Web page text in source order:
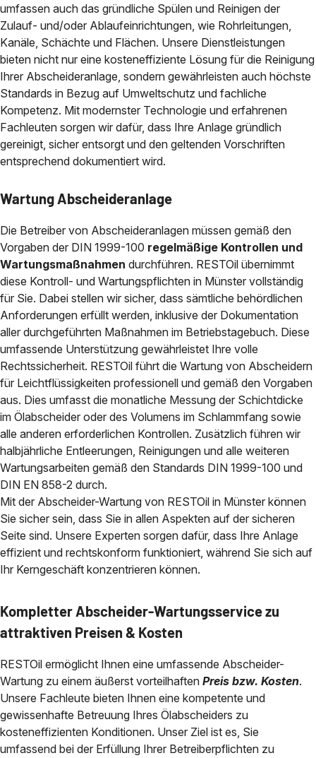
umfassen auch das gründliche Spülen und Reinigen der
Zulauf- und/oder Ablaufeinrichtungen, wie Rohrleitungen,
Kanäle, Schächte und Flächen. Unsere Dienstleistungen
bieten nicht nur eine kosteneffiziente Lösung für die Reinigung
Ihrer Abscheideranlage, sondern gewährleisten auch höchste
Standards in Bezug auf Umweltschutz und fachliche
Kompetenz. Mit modernster Technologie und erfahrenen
Fachleuten sorgen wir dafür, dass Ihre Anlage gründlich
gereinigt, sicher entsorgt und den geltenden Vorschriften
entsprechend dokumentiert wird.
Wartung Abscheideranlage
Die Betreiber von Abscheideranlagen müssen gemäß den
Vorgaben der DIN 1999-100 regelmäßige Kontrollen und
Wartungsmaßnahmen durchführen. RESTOil übernimmt
diese Kontroll- und Wartungspflichten in Münster vollständig
für Sie. Dabei stellen wir sicher, dass sämtliche behördlichen
Anforderungen erfüllt werden, inklusive der Dokumentation
aller durchgeführten Maßnahmen im Betriebstagebuch. Diese
umfassende Unterstützung gewährleistet Ihre volle
Rechtssicherheit. RESTOil führt die Wartung von Abscheidern
für Leichtflüssigkeiten professionell und gemäß den Vorgaben
aus. Dies umfasst die monatliche Messung der Schichtdicke
im Ölabscheider oder des Volumens im Schlammfang sowie
alle anderen erforderlichen Kontrollen. Zusätzlich führen wir
halbjährliche Entleerungen, Reinigungen und alle weiteren
Wartungsarbeiten gemäß den Standards DIN 1999-100 und
DIN EN 858-2 durch.
Mit der Abscheider-Wartung von RESTOil in Münster können
Sie sicher sein, dass Sie in allen Aspekten auf der sicheren
Seite sind. Unsere Experten sorgen dafür, dass Ihre Anlage
effizient und rechtskonform funktioniert, während Sie sich auf
Ihr Kerngeschäft konzentrieren können.
Kompletter Abscheider-Wartungsservice zu
attraktiven Preisen & Kosten
RESTOil ermöglicht Ihnen eine umfassende Abscheider-
Wartung zu einem äußerst vorteilhaften Preis bzw. Kosten.
Unsere Fachleute bieten Ihnen eine kompetente und
gewissenhafte Betreuung Ihres Ölabscheiders zu
kosteneffizienten Konditionen. Unser Ziel ist es, Sie
umfassend bei der Erfüllung Ihrer Betreiberpflichten zu